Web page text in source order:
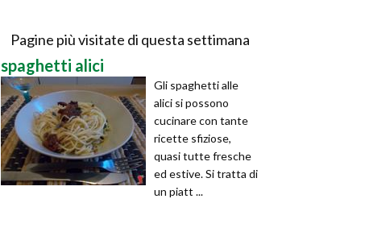
Pagine più visitate di questa settimana
spaghetti alici
Gli spaghetti alle
alici si possono
cucinare con tante
ricette sfiziose,
quasi tutte fresche
ed estive. Si tratta di
un piatt ...